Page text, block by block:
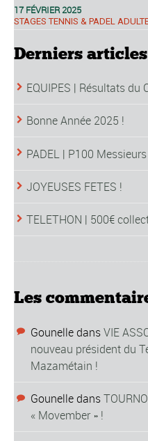
17 FÉVRIER 2025
STAGES TENNIS & PADEL
Derniers articles
EQUIPES | Résultats du
Bonne Année 2025 !
PADEL | P100
JOYEUSES FETES !
TELETHON | 500€
Les
Gounelle dansVIE
nouveau président du
Mazamétain !
Gounelle dans
« Movember » !